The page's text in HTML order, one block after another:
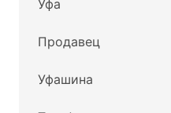
Уфа
Продавец
Уфашина